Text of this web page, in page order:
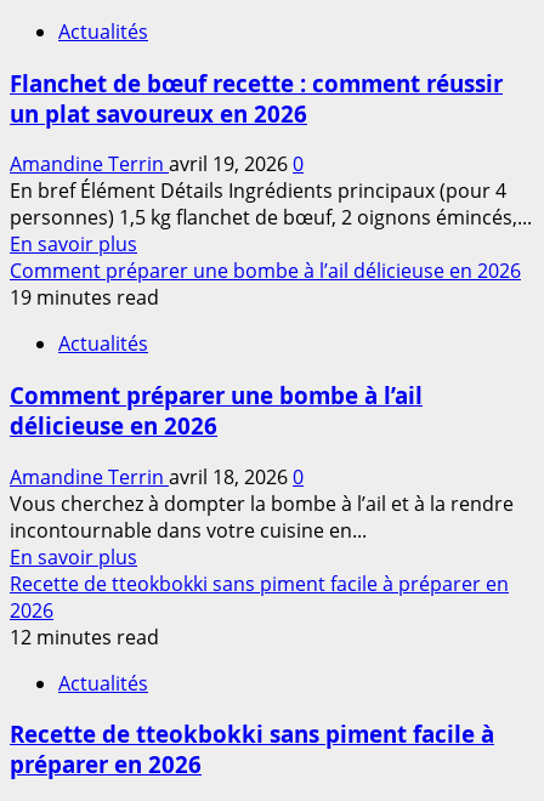
Actualités
Flanchet de bœuf recette : comment réussir
un plat savoureux en 2026
Amandine Terrin avril 19, 20260
En bref Élément Détails Ingrédients principaux (pour 4
personnes) 1,5 kg flanchet de bœuf, 2 oignons émincés,...
En savoir plus
savoir
plus
Flanchet
bœuf
recette
comment
réussir
un
plat
savoureux
2026
Comment préparer une bombe à l’ail délicieuse en 2026
19 minutes read
Actualités
Comment préparer une bombe à l’ail
délicieuse en 2026
Amandine Terrin avril 18, 20260
Vous cherchez à dompter la bombe à l’ail et à la rendre
incontournable dans votre cuisine en...
En savoir plus
savoir
sur
préparer
bombe
à
Recette de tteokbokki sans piment facile à préparer en
2026
12 minutes read
Actualités
Recette de tteokbokki sans piment facile à
préparer en 2026